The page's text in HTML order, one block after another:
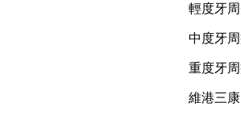
輕度牙
中度牙
重度牙
維港三